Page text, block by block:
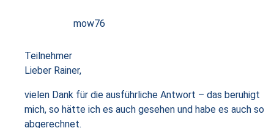
mow76
Teilnehmer
Lieber Rainer,
vielen Dank für die ausführliche Antwort – das beruhigt
mich, so hätte ich es auch gesehen und habe es auch so
abgerechnet.